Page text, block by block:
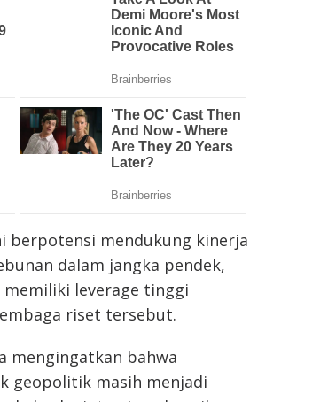
berpotensi mendukung kinerja
dalam jangka pendek,
leverage tinggi
riset tersebut.
mengingatkan bahwa
geopolitik masih menjadi